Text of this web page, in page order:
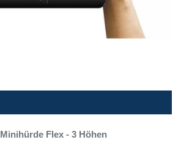
Minihürde Flex - 3 Höhen